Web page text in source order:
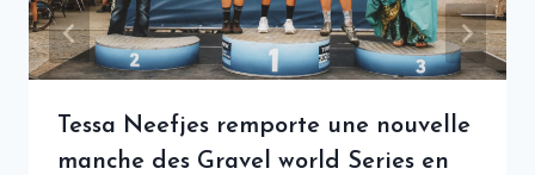
Tessa Neefjes remporte une nouvelle
manche des Gravel world Series en